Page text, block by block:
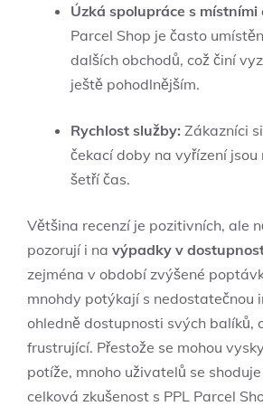
Úzká spolupráce s místními
Parcel Shop je často
dalších obchodů, což činí
ještě pohodlnějším.
Rychlost služby: Zákazníci
čekací doby na vyřízení jsou
šetří čas.
Většina recenzí je pozitivních, ale
pozorují i na výpadky v
zejména v období zvýšené
mnohdy potýkají s nedostatečnou
ohledně dostupnosti svých balíků,
frustrující. Přestože se mohou
potíže, mnoho uživatelů se
celková zkušenost s PPL Parcel